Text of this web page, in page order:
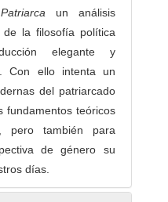
Patriarca un análisis
la filosofía política
elegante y
Con ello intenta un
del patriarcado
fundamentos teóricos
pero también para
de género su
días.